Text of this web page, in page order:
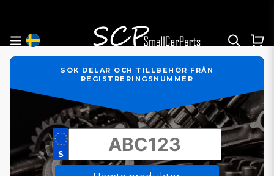
SÖK DELAR OCH TILLBEHÖR FRÅN
REGISTRERINGSNUMMER